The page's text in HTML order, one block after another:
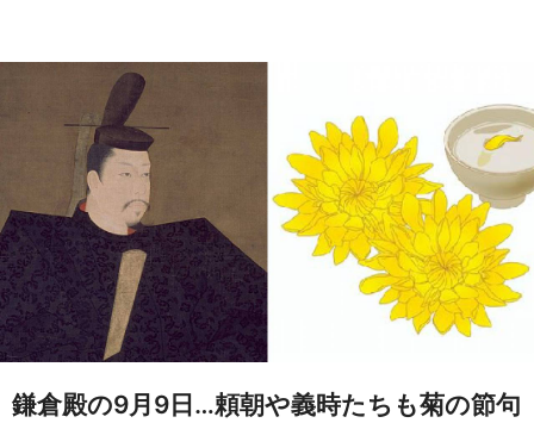
鎌倉殿の9月9日…頼朝や義時たちも菊の節句